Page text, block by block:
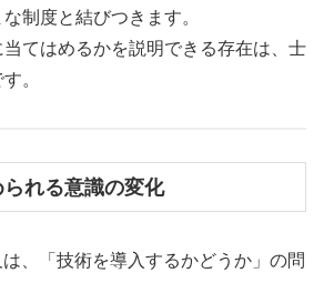
制度と結びつきます。
てはめるかを説明できる存在は、士
。
れる意識の変化
、「技術を導入するかどうか」の問